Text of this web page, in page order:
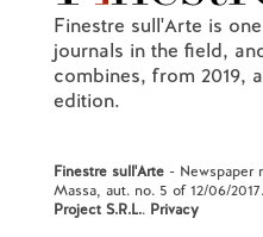
Finestre sull'Arte is
journals in the field,
combines, from 2019,
edition.
Finestre sull'Arte- Newspaper
Massa, aut. no. 5 of 12/06/
Project S.R.L.. Privacy